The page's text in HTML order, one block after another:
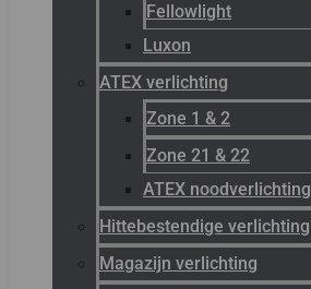
Fellowlight
Luxon
ATEX verlichting
Zone 1 & 2
Zone 21 & 22
ATEX noodverlichting
Hittebestendige verlichting
Magazijn verlichting